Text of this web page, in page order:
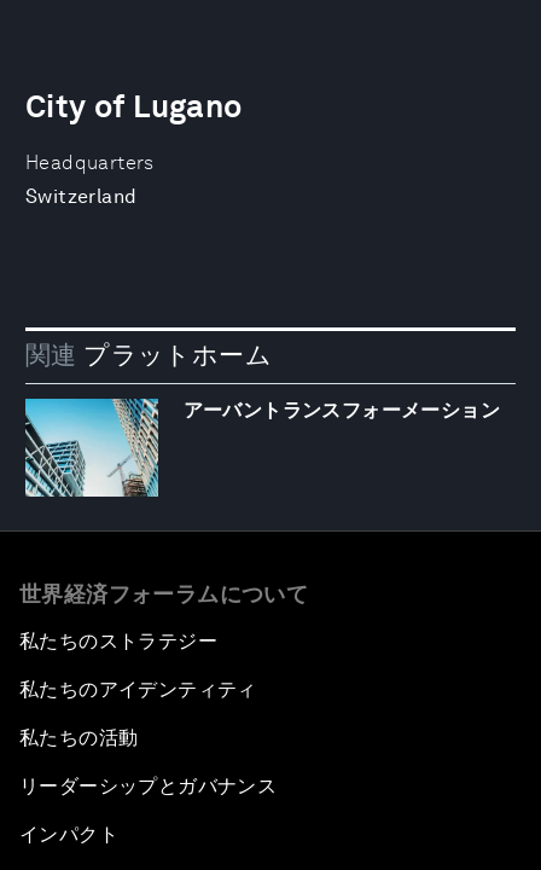
Headquarters
Switzerland
City of Lugano
関連 プラットホーム
アーバントランスフォーメーション
世界経済フォーラムについて
私たちのストラテジー
私たちのアイデンティティ
私たちの活動
リーダーシップとガバナンス
インパクト